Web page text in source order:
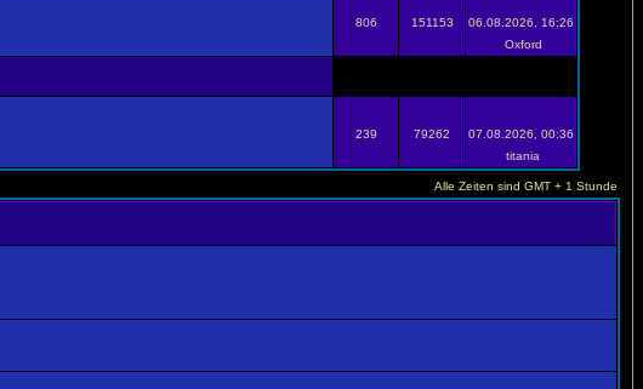
806 151153
06.08.2026, 16:26
Oxford
239 79262
07.08.2026, 00:36
titania
Alle Zeiten sind GMT + 1 Stunde